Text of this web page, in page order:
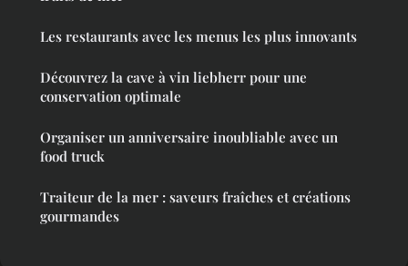
Les restaurants avec les menus les plus innovants
Découvrez la cave à vin liebherr pour une
conservation optimale
Organiser un anniversaire inoubliable avec un
food truck
Traiteur de la mer : saveurs fraîches et créations
gourmandes